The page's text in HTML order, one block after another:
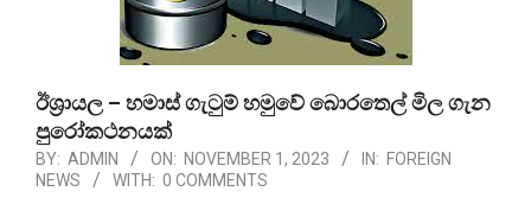
ඊශ්‍රායල – හමාස් ගැටුම් හමුවේ බොරතෙල් මිල ගැන
පුරෝකථනයක්
BY: ADMIN ON: NOVEMBER 1, 2023 IN: FOREIGN
NEWS
WITH: 0 COMMENTS